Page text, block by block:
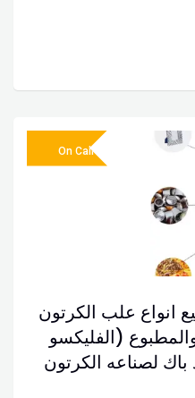
انواع علب الكرتون
(الفليكسو
لصناعه الكرتون
On Call